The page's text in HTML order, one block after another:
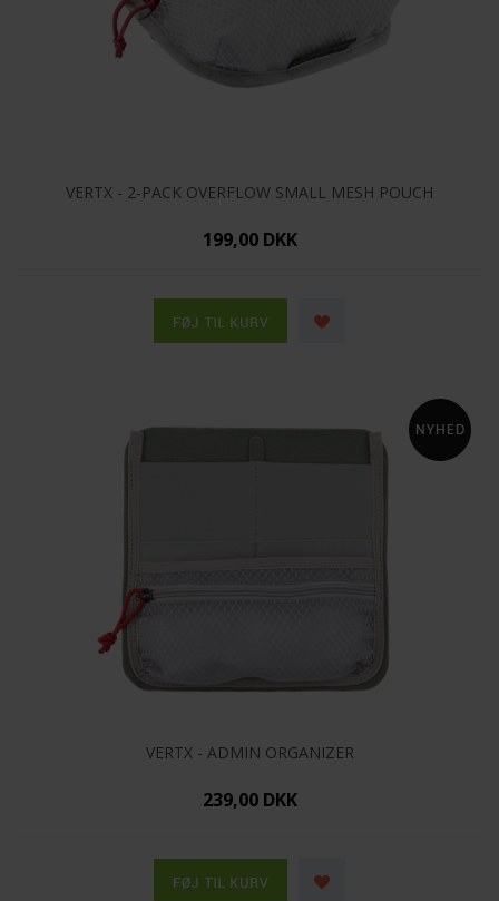
VERTX - 2-PACK OVERFLOW SMALL MESH POUCH
199,00 DKK
VERTX - ADMIN ORGANIZER
239,00 DKK